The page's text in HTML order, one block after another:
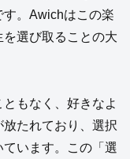
。Awichはこの楽
選び取ることの大
もなく、好きなよ
たれており、選択
います。この「選